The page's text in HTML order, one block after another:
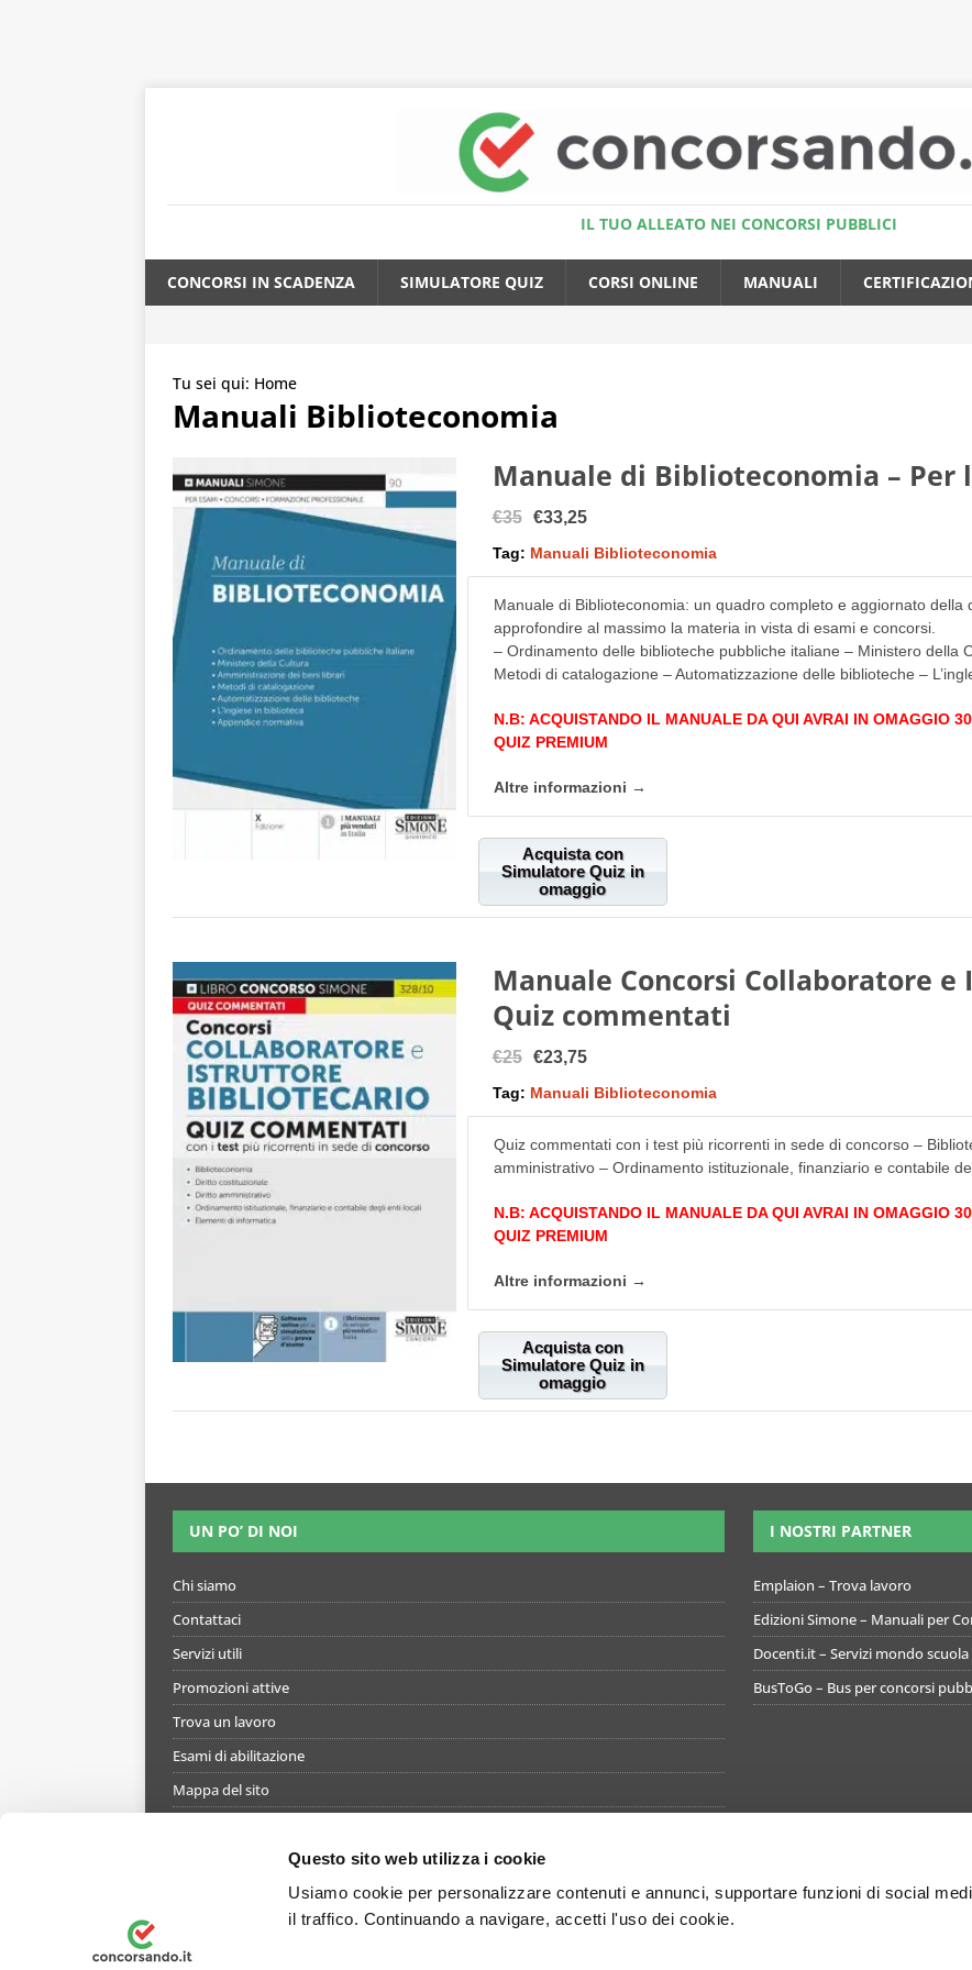
Questo sito web utilizza i cookie
Usiamo cookie per personalizzare contenuti e annunci, supportare funzioni di social
il traffico. Continuando a navigare, accetti l'uso dei cookie.
IL TUO ALLEATO NEI CONCORSI PUBBLICI
CONCORSI IN SCADENZA SIMULATORE QUIZ CORSI ONLINE MANUALI
Tu sei qui: Home
Manuali Biblioteconomia
Manuale di Biblioteconomia – Per
€35 €33,25
Tag: Manuali Biblioteconomia
Manuale di Biblioteconomia: un quadro completo e aggiornato della
approfondire al massimo la materia in vista di esami e concorsi.
– Ordinamento delle biblioteche pubbliche italiane – Ministero della
Metodi di catalogazione – Automatizzazione delle biblioteche –
N.B: ACQUISTANDO IL MANUALE DA QUI AVRAI IN OMAGGIO
QUIZ PREMIUM
Altre informazioni →
Acquista con
Simulatore Quiz in
omaggio
Manuale Concorsi Collaboratore
Quiz commentati
€25 €23,75
Tag: Manuali Biblioteconomia
Quiz commentati con i test più ricorrenti in sede di concorso –
amministrativo – Ordinamento istituzionale, finanziario e contabile
N.B: ACQUISTANDO IL MANUALE DA QUI AVRAI IN OMAGGIO
QUIZ PREMIUM
Altre informazioni →
Acquista con
Simulatore Quiz in
omaggio
UN PO’ DI NOI
Chi siamo
Contattaci
Servizi utili
Promozioni attive
Trova un lavoro
Esami di abilitazione
Mappa del sito
Termini e condizioni di utilizzo del simulatore
Informativa privacy
Preferenze Privacy
I NOSTRI PARTNER
Emplaion – Trova lavoro
Edizioni Simone – Manuali per
Docenti.it – Servizi mondo scuola
BusToGo – Bus per concorsi